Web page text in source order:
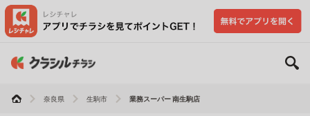
奈良県 生駒市 業務スーパー 南生駒店